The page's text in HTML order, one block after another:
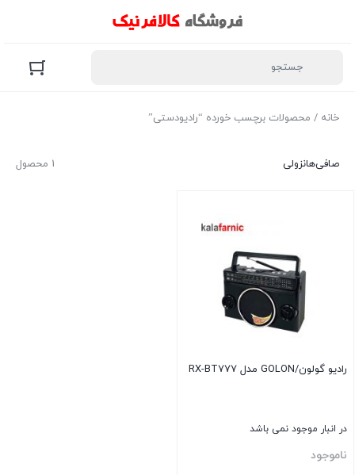
خانه / محصولات برچسب خورده “رادیودستی”
1 محصول صافی‌هانزولی
رادیو گولون/GOLON مدل RX-BT۷۷۷
در انبار موجود نمی باشد
ناموجود